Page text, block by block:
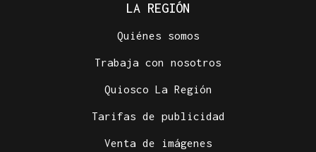
LA REGIÓN
Quiénes somos
Trabaja con nosotros
Quiosco La Región
Tarifas de publicidad
Venta de imágenes